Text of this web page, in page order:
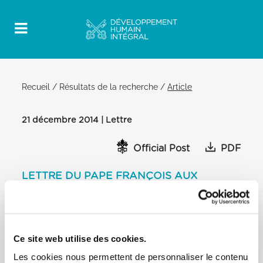
Ce site web utilise des cookies.
Les cookies nous permettent de personnaliser le contenu
Recueil / Résultats de la recherche /Article
21 décembre 2014 | Lettre
Official Post PDF
LETTRE DU PAPE FRANÇOIS AUX
religieux et ethniques qui subissent également la
de ces conflits. Je suis quotidiennement les